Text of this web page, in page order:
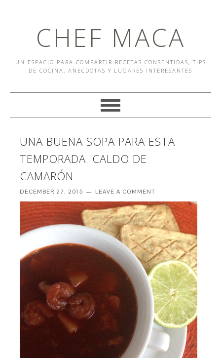
CHEF MACA
UN ESPACIO PARA COMPARTIR RECETAS CONSENTIDAS, TIPS
DE COCINA, ANECDOTAS Y LUGARES INTERESANTES
UNA BUENA SOPA PARA ESTA
TEMPORADA. CALDO DE
CAMARÓN
DECEMBER 27, 2015 LEAVE A COMMENT